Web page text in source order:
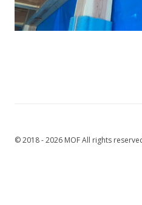
© 2018 - 2026 MOF All rights